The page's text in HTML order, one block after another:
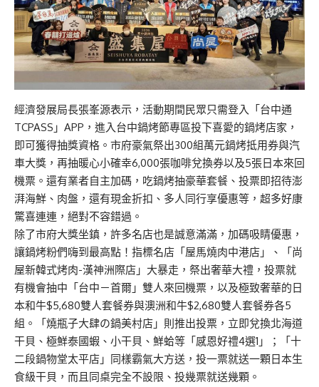
經濟發展局長張峯源表示，活動期間民眾只需登入「台中通
TCPASS」APP，進入台中鍋烤節專區投下喜愛的鍋烤店家，
即可獲得抽獎資格。市府豪氣祭出300組萬元鍋烤抵用券與汽
車大獎，再抽暖心小確幸6,000張咖啡兌換券以及5張日本來回
機票。還有業者自主加碼，吃鍋烤抽豪華套餐、投票即招待澎
湃海鮮、肉盤，還有現金折扣、多人同行享優惠等，超多好康
驚喜連連，絕對不容錯過。
除了市府大獎坐鎮，許多名店也是誠意滿滿，加碼吸睛優惠，
讓鍋烤粉們嗨到最高點！指標名店「屋馬燒肉中港店」、「尚
屋新韓式烤肉-漢神洲際店」大暴走，祭出奢華大禮，投票就
有機會抽中「台中－首爾」雙人來回機票，以及極致奢華的日
本和牛$5,680雙人套餐券與澳洲和牛$2,680雙人套餐券各5
組。「燒瓶子大肆の鍋美村店」則推出投票，立即兌換北海道
干貝、極鮮泰國蝦、小干貝、鮮蛤等「感恩好禮4選1」；「十
二段鍋物堂太平店」同樣霸氣大方送，投一票就送一顆日本生
食級干貝，而且同桌完全不設限、投幾票就送幾顆。